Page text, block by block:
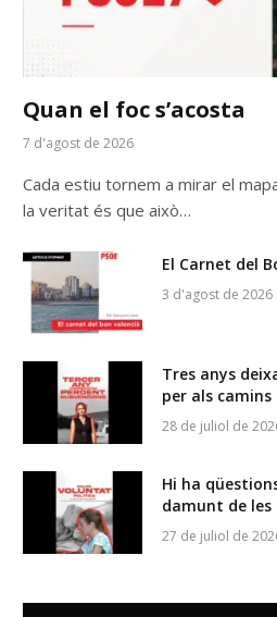
Quan el foc s’acosta
7 d'agost de 2026
Cada estiu tornem a mirar el
la veritat és que això…
El Carnet del
3 d'agost de 2026
Tres anys
per als camins
28 de juliol de
Hi ha
damunt de les
27 de juliol de